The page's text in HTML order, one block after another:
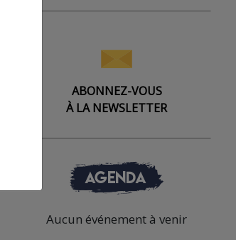
ABONNEZ-VOUS
À LA NEWSLETTER
AGENDA
Aucun événement à venir